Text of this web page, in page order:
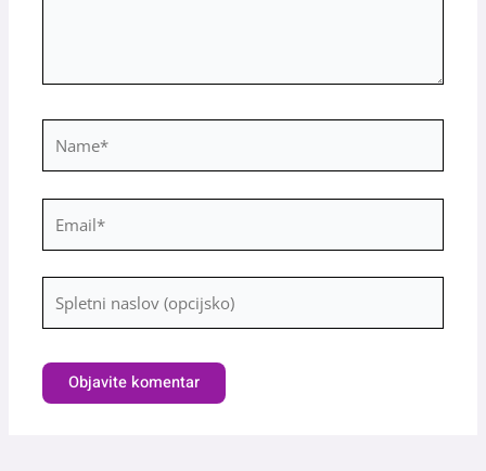
naslov